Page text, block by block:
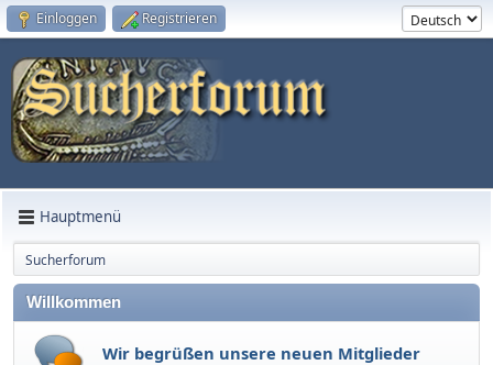
Einloggen Registrieren
Hauptmenü
Sucherforum
Willkommen
Wir begrüßen unsere neuen Mitglieder